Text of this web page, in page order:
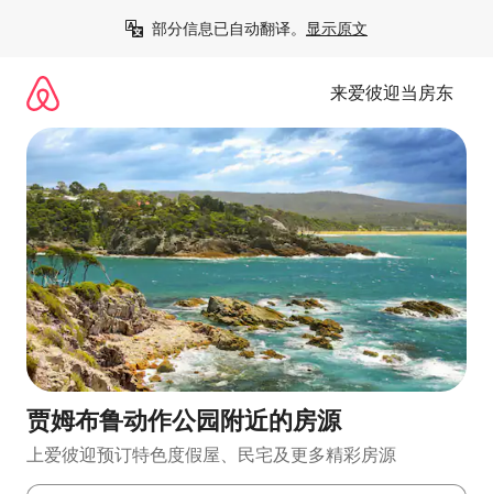
部分信息已自动翻译。 显示原文
来爱彼迎当房东
贾姆布鲁动作公园附近的房源
上爱彼迎预订特色度假屋、民宅及更多精彩房源